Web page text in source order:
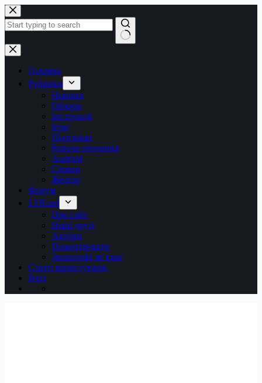
Перейти
до
вмісту
Немає
результатів
Головна
Рубрики
Новини
Обзори
Інструкції
Ігри
Програми
Робоче оточення
Android
Сервер
Железо
Форум
LTB.net
Про сайт
Наші друзі
Автори
Пожертвувати
Зворотній зв’язок
Статті користувачів
Вхід